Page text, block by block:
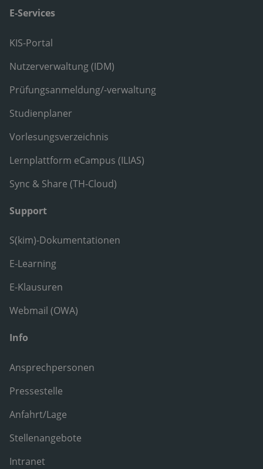
E-Services
KIS-Portal
Nutzerverwaltung (IDM)
Prüfungsanmeldung/-verwaltung
Studienplaner
Vorlesungsverzeichnis
Lernplattform eCampus (ILIAS)
Sync & Share (TH-Cloud)
Support
S(kim)-Dokumentationen
E-Learning
E-Klausuren
Webmail (OWA)
Info
Ansprechpersonen
Pressestelle
Anfahrt/Lage
Stellenangebote
Intranet